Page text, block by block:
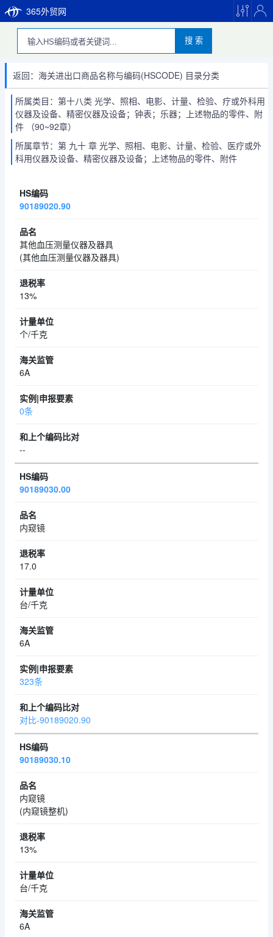
365外贸网
搜 索
返回：海关进出口商品名称与编码(HSCODE) 目录分类
所属类目：第十八类 光学、照相、电影、计量、检验、疗或外科用
仪器及设备、精密仪器及设备；钟表；乐器；上述物品的零件、附
件 （90~92章）
所属章节：第 九十 章 光学、照相、电影、计量、检验、医疗或外
科用仪器及设备、精密仪器及设备；上述物品的零件、附件
90189020.90
其他血压测量仪器及器具
(其他血压测量仪器及器具)
13%
个/千克
6A
0条
--
90189030.00
内窥镜
17.0
台/千克
6A
323条
对比-90189020.90
90189030.10
内窥镜
(内窥镜整机)
13%
台/千克
6A